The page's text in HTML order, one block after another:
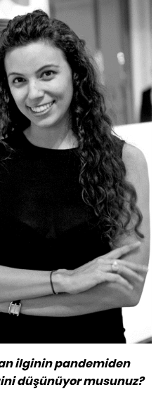
ilginin pandemiden
düşünüyor musunuz?